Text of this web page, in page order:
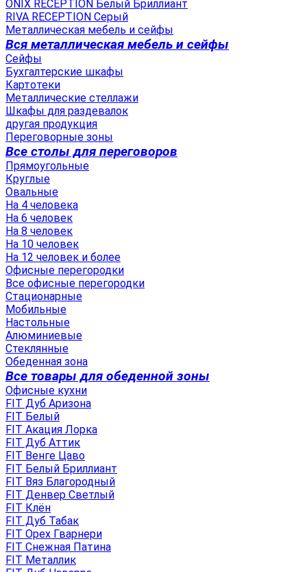
ONIX RECEPTION Белый Бриллиант
RIVA RECEPTION Серый
Металлическая мебель и сейфы
Вся металлическая мебель и сейфы
Сейфы
Бухгалтерские шкафы
Картотеки
Металлические стеллажи
Шкафы для раздевалок
другая продукция
Переговорные зоны
Все столы для переговоров
Прямоугольные
Круглые
Овальные
На 4 человека
На 6 человек
На 8 человек
На 10 человек
На 12 человек и более
Офисные перегородки
Все офисные перегородки
Стационарные
Мобильные
Настольные
Алюминиевые
Стеклянные
Обеденная зона
Все товары для обеденной зоны
Офисные кухни
FIT Дуб Аризона
FIT Белый
FIT Акация Лорка
FIT Дуб Аттик
FIT Венге Цаво
FIT Белый Бриллиант
FIT Вяз Благородный
FIT Денвер Светлый
FIT Клён
FIT Дуб Табак
FIT Орех Гварнери
FIT Снежная Патина
FIT Металлик